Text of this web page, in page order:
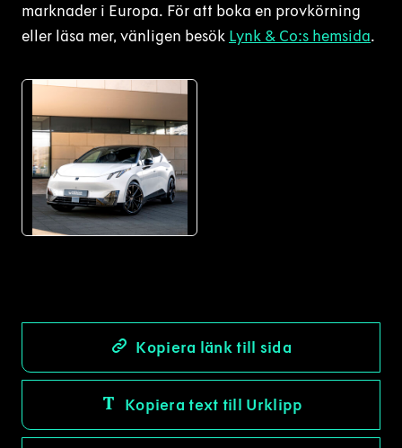
marknader i Europa. För att boka en provkörning
eller läsa mer, vänligen besök Lynk & Co:s hemsida.
JPG
Kopiera länk till sida
Kopiera text till Urklipp